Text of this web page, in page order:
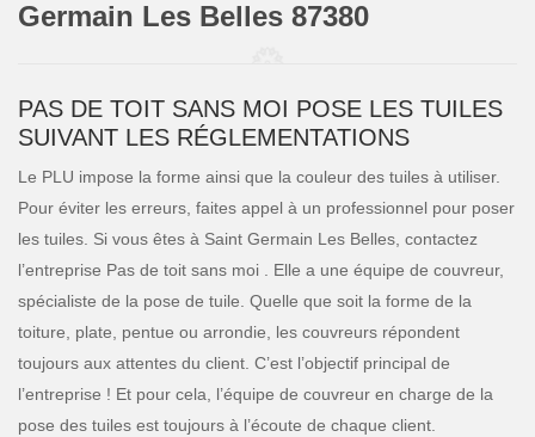
Germain Les Belles 87380
PAS DE TOIT SANS MOI POSE LES TUILES
SUIVANT LES RÉGLEMENTATIONS
Le PLU impose la forme ainsi que la couleur des tuiles à utiliser.
Pour éviter les erreurs, faites appel à un professionnel pour poser
les tuiles. Si vous êtes à Saint Germain Les Belles, contactez
l’entreprise Pas de toit sans moi . Elle a une équipe de couvreur,
spécialiste de la pose de tuile. Quelle que soit la forme de la
toiture, plate, pentue ou arrondie, les couvreurs répondent
toujours aux attentes du client. C’est l’objectif principal de
l’entreprise ! Et pour cela, l’équipe de couvreur en charge de la
pose des tuiles est toujours à l’écoute de chaque client.